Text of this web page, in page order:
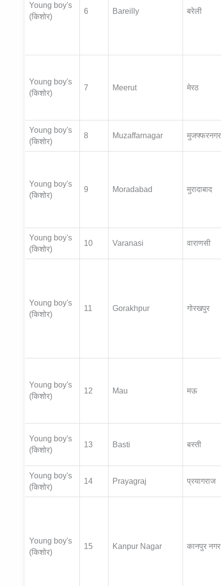
Young boy's
(किशोर)
6 Bareilly बरेली
Young boy's
(किशोर)
7 Meerut मेरठ
Young boy's
(किशोर)
8 Muzaffarnagar मुजफ्फरनगर
Young boy's
(किशोर)
9 Moradabad मुरादाबाद
Young boy's
(किशोर)
10 Varanasi वाराणसी
Young boy's
(किशोर)
11 Gorakhpur गोरखपुर
Young boy's
(किशोर)
12 Mau मऊ
Young boy's
(किशोर)
13 Basti बस्ती
Young boy's
(किशोर)
14 Prayagraj प्रयागराज
Young boy's
(किशोर)
15 Kanpur Nagar कानपुर नगर